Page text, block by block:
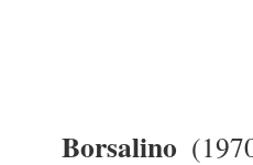
Borsalino